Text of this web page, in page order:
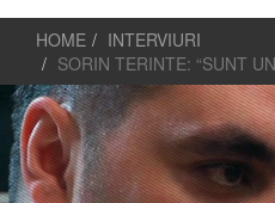
HOME
INTERVIURI
SORIN TERINTE: “SUNT